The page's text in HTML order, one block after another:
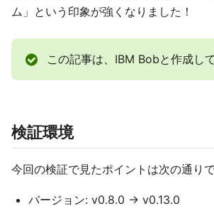
ム」という印象が強くなりました！
この記事は、IBM Bobと作成して
検証環境
今回の検証で見たポイントは次の通りで
バージョン: v0.8.0 → v0.13.0